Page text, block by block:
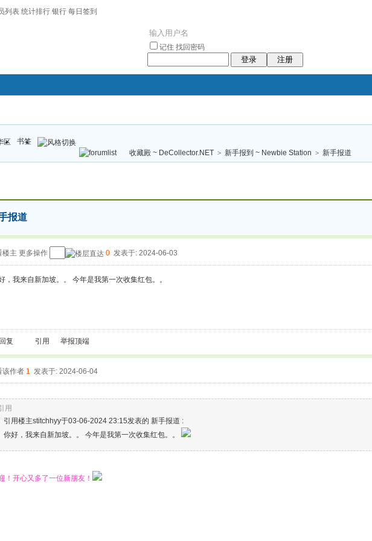
列表 统计排行 银行 每日签到
记住 找回密码
登录 注册
褔
袠袠袥眩褦
区
书签
收藏殿 ~ DeCollector.NET > 新手报到 ~ Newbie Station > 新手报道
报道
楼主 更多操作 0 发表于: 2024-06-03
，我来自新加坡。。 今年是我第一次收集红包。。
回复 引用 举报顶端
该作者 1 发表于: 2024-06-04
用
引用楼主stitchhyy于03-06-2024 23:15发表的 新手报道 :
你好，我来自新加坡。。 今年是我第一次收集红包。。
！开心又多了一位新朋友！